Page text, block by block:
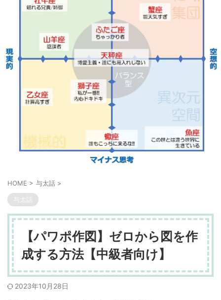
HOME > 与太話 >
与太話
【パワポ作図】ゼロから図を作
成する方法【中級者向け】
2023年10月28日